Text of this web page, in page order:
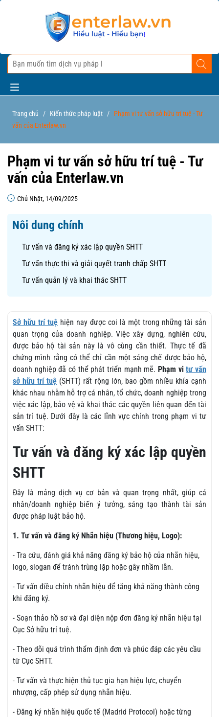
Trang chủ / Kiến thức pháp luật /
Phạm vi tư vấn sở hữu trí tuệ - Tư
vấn của Enterlaw.vn
Phạm vi tư vấn sở hữu trí tuệ - Tư
vấn của Enterlaw.vn
Chủ Nhật, 14/09/2025
Nôi dung chính
Tư vấn và đăng ký xác lập quyền SHTT
Tư vấn thực thi và giải quyết tranh chấp SHTT
Tư vấn quản lý và khai thác SHTT
Sở hữu trí tuệ hiện nay được coi là một trong những tài sản
quan trọng của doanh nghiệp. Việc xây dựng, nghiên cứu,
được bảo hộ tài sản này là vô cùng cần thiết. Thực tế đã
chứng mình rằng có thể chỉ cần một sáng chế được bảo hộ,
doanh nghiệp đã có thể phát triển mạnh mẽ. Phạm vitư vấn
sở hữu trí tuệ (SHTT) rất rộng lớn, bao gồm nhiều khía cạnh
khác nhau nhằm hỗ trợ cá nhân, tổ chức, doanh nghiệp trong
việc xác lập, bảo vệ và khai thác các quyền liên quan đến tài
sản trí tuệ. Dưới đây là các lĩnh vực chính trong phạm vi tư
vấn SHTT:
Tư vấn và đăng ký xác lập quyền
SHTT
Đây là mảng dịch vụ cơ bản và quan trọng nhất, giúp cá
nhân/doanh nghiệp biến ý tưởng, sáng tạo thành tài sản
được pháp luật bảo hộ.
1. Tư vấn và đăng ký Nhãn hiệu (Thương hiệu, Logo):
- Tra cứu, đánh giá khả năng đăng ký bảo hộ của nhãn hiệu,
logo, slogan để tránh trùng lặp hoặc gây nhầm lẫn.
- Tư vấn điều chỉnh nhãn hiệu để tăng khả năng thành công
khi đăng ký.
- Soạn thảo hồ sơ và đại diện nộp đơn đăng ký nhãn hiệu tại
Cục Sở hữu trí tuệ.
- Theo dõi quá trình thẩm định đơn và phúc đáp các yêu cầu
từ Cục SHTT.
- Tư vấn và thực hiện thủ tục gia hạn hiệu lực, chuyển
nhượng, cấp phép sử dụng nhãn hiệu.
- Đăng ký nhãn hiệu quốc tế (Madrid Protocol) hoặc từng